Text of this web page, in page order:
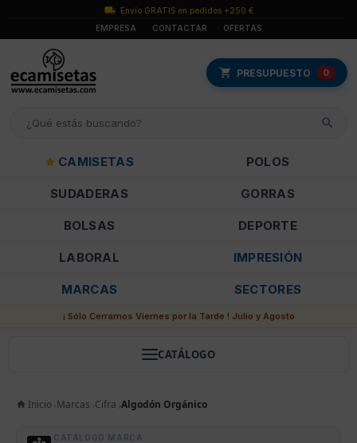
Envío GRATIS en pedidos +250 €
EMPRESA
CONTACTAR OFERTAS
PRESUPUESTO 0
CAMISETAS POLOS
SUDADERAS GORRAS
BOLSAS DEPORTE
LABORAL IMPRESIÓN
MARCAS SECTORES
¡ Sólo Cerramos Viernes por la Tarde ! Julio y Agosto
CATÁLOGO
Inicio Marcas Cifra Algodón Orgánico
CATÁLOGO MARCA